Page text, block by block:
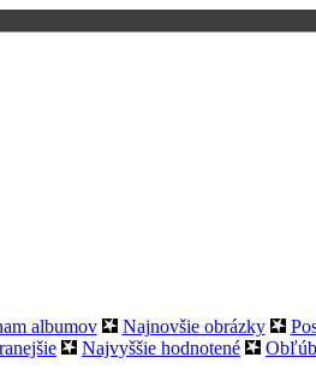
albumov Najnovšie obrázky
Najvyššie hodnotené